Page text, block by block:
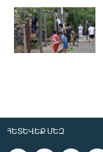
ՀԵՏԵՎԵՔ ՄԵԶ